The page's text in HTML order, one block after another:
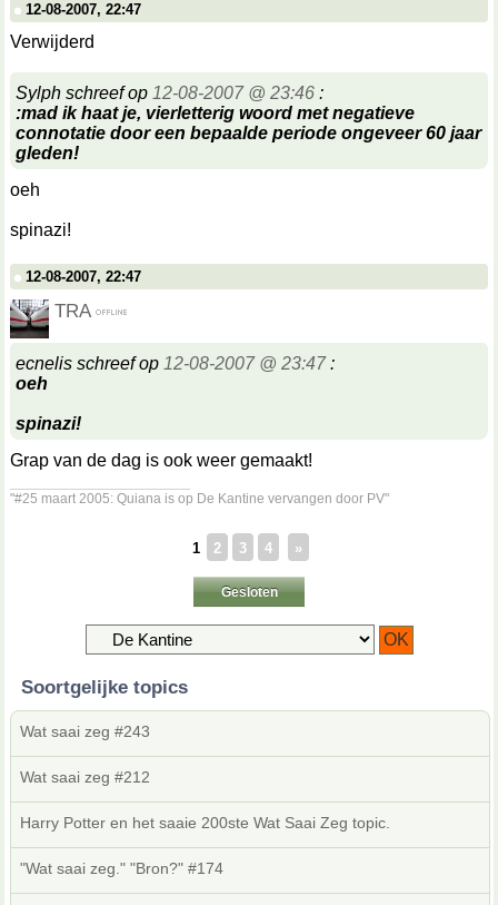
12-08-2007, 22:47
Verwijderd
Sylph schreef op 12-08-2007 @ 23:46 :
:mad ik haat je, vierletterig woord met negatieve
connotatie door een bepaalde periode ongeveer 60 jaar
gleden!
oeh
spinazi!
12-08-2007, 22:47
TRA
ecnelis schreef op 12-08-2007 @ 23:47:
oeh
spinazi!
Grap van de dag is ook weer gemaakt!
"#25 maart 2005: Quiana is op De Kantine vervangen door PV"
1 2 3 4 »
Gesloten
Soortgelijke topics
Wat saai zeg #243
Wat saai zeg #212
Harry Potter en het saaie 200ste Wat Saai Zeg topic.
"Wat saai zeg." "Bron?" #174